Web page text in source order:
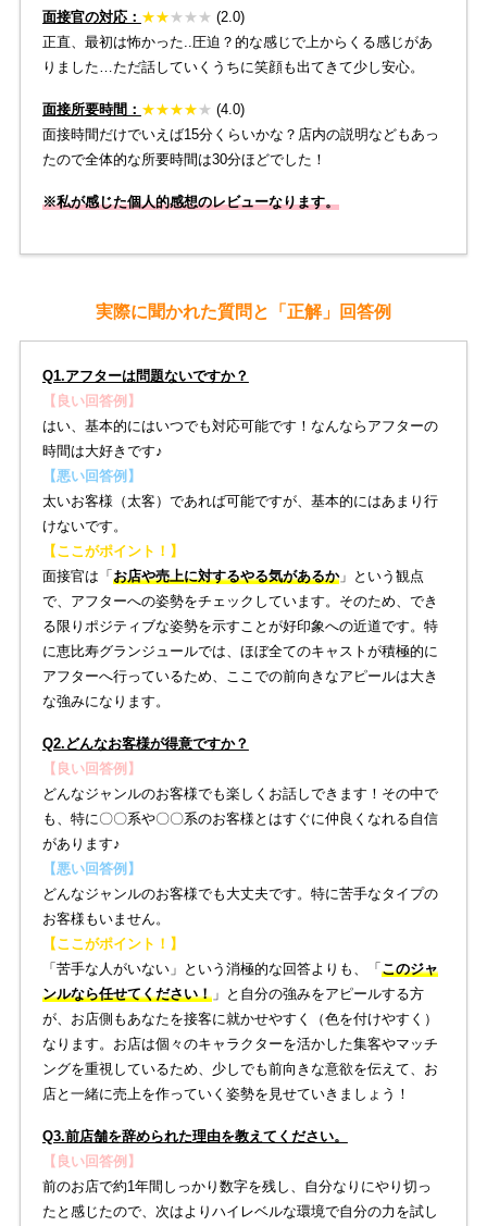
面接官の対応： ★★★★★ (2.0)
正直、最初は怖かった..圧迫？的な感じで上からくる感じがあ
りました…ただ話していくうちに笑顔も出てきて少し安心。
面接所要時間： ★★★★★ (4.0)
面接時間だけでいえば15分くらいかな？店内の説明などもあっ
たので全体的な所要時間は30分ほどでした！
※私が感じた個人的感想のレビューなります。
実際に聞かれた質問と「正解」回答例
Q1.アフターは問題ないですか？
【良い回答例】
はい、基本的にはいつでも対応可能です！なんならアフターの
時間は大好きです♪
【悪い回答例】
太いお客様（太客）であれば可能ですが、基本的にはあまり行
けないです。
【ここがポイント！】
面接官は「お店や売上に対するやる気があるか」という観点
で、アフターへの姿勢をチェックしています。そのため、でき
る限りポジティブな姿勢を示すことが好印象への近道です。特
に恵比寿グランジュールでは、ほぼ全てのキャストが積極的に
アフターへ行っているため、ここでの前向きなアピールは大き
な強みになります。
Q2.どんなお客様が得意ですか？
【良い回答例】
どんなジャンルのお客様でも楽しくお話しできます！その中で
も、特に〇〇系や〇〇系のお客様とはすぐに仲良くなれる自信
があります♪
【悪い回答例】
どんなジャンルのお客様でも大丈夫です。特に苦手なタイプの
お客様もいません。
【ここがポイント！】
「苦手な人がいない」という消極的な回答よりも、「このジャ
ンルなら任せてください！」と自分の強みをアピールする方
が、お店側もあなたを接客に就かせやすく（色を付けやすく）
なります。お店は個々のキャラクターを活かした集客やマッチ
ングを重視しているため、少しでも前向きな意欲を伝えて、お
店と一緒に売上を作っていく姿勢を見せていきましょう！
Q3.前店舗を辞められた理由を教えてください。
【良い回答例】
前のお店で約1年間しっかり数字を残し、自分なりにやり切っ
たと感じたので、次はよりハイレベルな環境で自分の力を試し